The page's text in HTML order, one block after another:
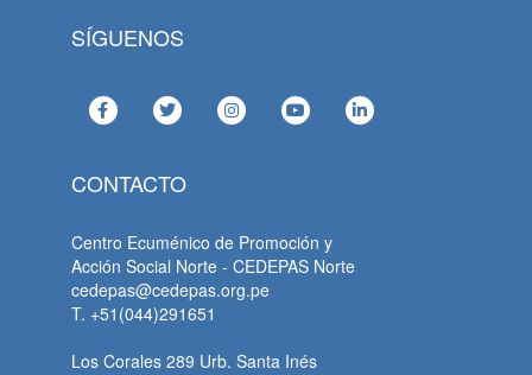
SÍGUENOS
CONTACTO
Centro Ecuménico de Promoción y
Acción Social Norte - CEDEPAS Norte
cedepas@cedepas.org.pe
T. +51(044)291651
Los Corales 289 Urb. Santa Inés